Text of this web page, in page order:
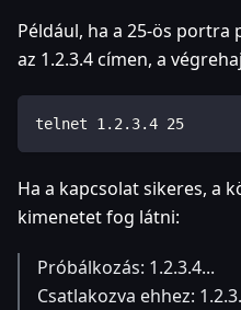
Például, ha a 25-ös
az 1.2.3.4 címen, a
telnet 1.2.3.4 25
Ha a kapcsolat sikeres, a
kimenetet fog látni:
Próbálkozás: 1.2.3.4...
Csatlakozva ehhez: